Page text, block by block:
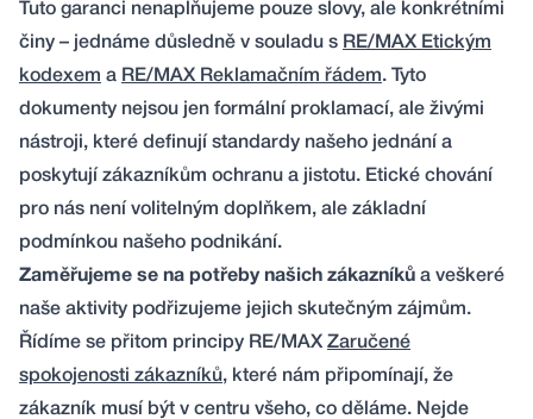
Tuto garanci nenaplňujeme pouze slovy, ale konkrétními
činy – jednáme důsledně v souladu s RE/MAX Etickým
kodexem a RE/MAX Reklamačním řádem. Tyto
dokumenty nejsou jen formální proklamací, ale živými
nástroji, které definují standardy našeho jednání a
poskytují zákazníkům ochranu a jistotu. Etické chování
pro nás není volitelným doplňkem, ale základní
podmínkou našeho podnikání.
Zaměřujeme se na potřeby našich zákazníků a veškeré
naše aktivity podřizujeme jejich skutečným zájmům.
Řídíme se přitom principy RE/MAX Zaručené
spokojenosti zákazníků, které nám připomínají, že
zákazník musí být v centru všeho, co děláme. Nejde